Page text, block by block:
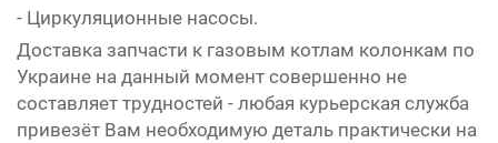
- Циркуляционные насосы.
Доставка запчасти к газовым котлам колонкам по
Украине на данный момент совершенно не
составляет трудностей - любая курьерская служба
привезёт Вам необходимую деталь практически на